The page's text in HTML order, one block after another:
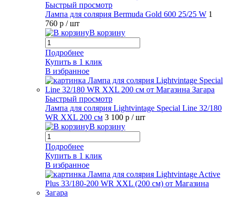
Быстрый просмотр
Лампа для солярия Bermuda Gold 600 25/25 W 1
760 р / шт
В корзину
Подробнее
Купить в 1 клик
В избранное
Быстрый просмотр
Лампа для солярия Lightvintage Special Line 32/180
WR XXL 200 см 3 100 р / шт
В корзину
Подробнее
Купить в 1 клик
В избранное